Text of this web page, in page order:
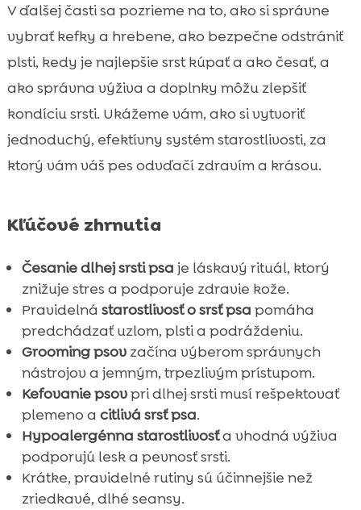
FAQ
V ďalšej časti sa pozrieme na to, ako si správne
vybrať kefky a hrebene, ako bezpečne odstrániť
plsti, kedy je najlepšie srst kúpať a ako česať, a
ako správna výživa a doplnky môžu zlepšiť
kondíciu srsti. Ukážeme vám, ako si vytvoriť
jednoduchý, efektívny systém starostlivosti, za
ktorý vám váš pes odvďačí zdravím a krásou.
Kľúčové zhrnutia
Česanie dlhej srsti psa je láskavý rituál, ktorý
znižuje stres a podporuje zdravie kože.
Pravidelná starostlivosť o srsť psa pomáha
predchádzať uzlom, plsti a podráždeniu.
Grooming psovzačína výberom správnych
nástrojov a jemným, trpezlivým prístupom.
Kefovanie psovpri dlhej srsti musí rešpektovať
plemeno a citlivá srsť psa.
Hypoalergénna starostlivosťa vhodná výživa
podporujú lesk a pevnosť srsti.
Krátke, pravidelné rutiny sú účinnejšie než
zriedkavé, dlhé seansy.